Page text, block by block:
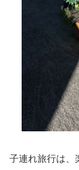
子連れ旅行は、